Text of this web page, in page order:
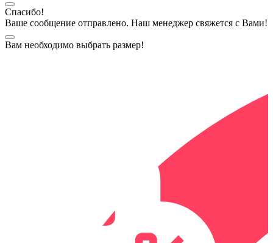
Спасибо!
Ваше сообщение отправлено. Наш менеджер свяжется с Вами!
Вам необходимо выбрать размер!